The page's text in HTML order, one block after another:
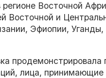
Восточной
Восточной и
Эфиопии,
продемонстрировала
лица,